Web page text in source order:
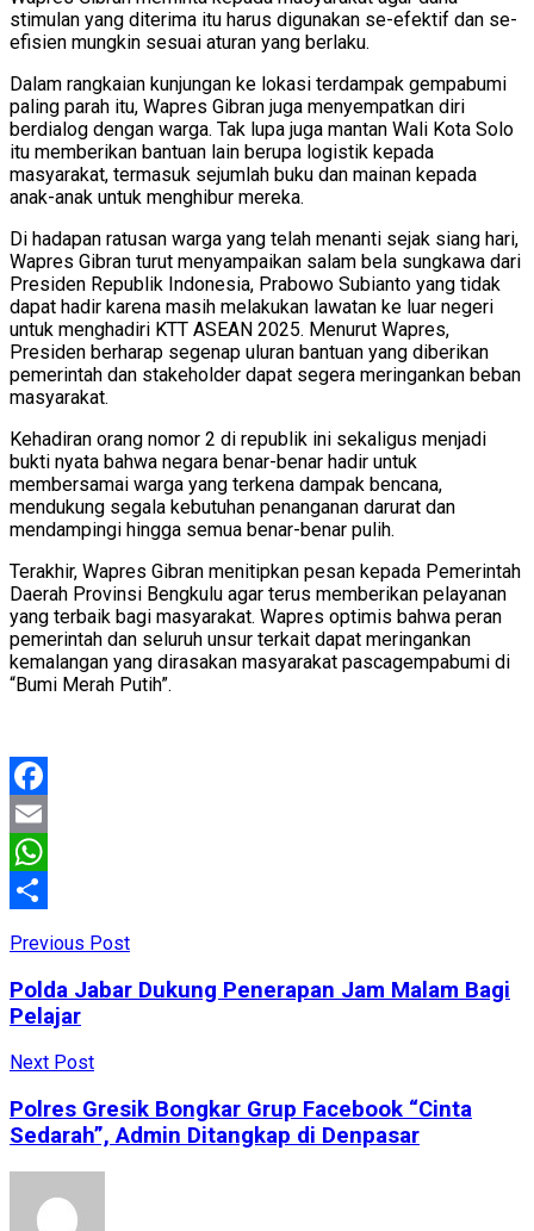
stimulan yang diterima itu harus digunakan se-efektif dan se-
efisien mungkin sesuai aturan yang berlaku.
Dalam rangkaian kunjungan ke lokasi terdampak gempabumi
paling parah itu, Wapres Gibran juga menyempatkan diri
berdialog dengan warga. Tak lupa juga mantan Wali Kota Solo
itu memberikan bantuan lain berupa logistik kepada
masyarakat, termasuk sejumlah buku dan mainan kepada
anak-anak untuk menghibur mereka.
Di hadapan ratusan warga yang telah menanti sejak siang hari,
Wapres Gibran turut menyampaikan salam bela sungkawa dari
Presiden Republik Indonesia, Prabowo Subianto yang tidak
dapat hadir karena masih melakukan lawatan ke luar negeri
untuk menghadiri KTT ASEAN 2025. Menurut Wapres,
Presiden berharap segenap uluran bantuan yang diberikan
pemerintah dan stakeholder dapat segera meringankan beban
masyarakat.
Kehadiran orang nomor 2 di republik ini sekaligus menjadi
bukti nyata bahwa negara benar-benar hadir untuk
membersamai warga yang terkena dampak bencana,
mendukung segala kebutuhan penanganan darurat dan
mendampingi hingga semua benar-benar pulih.
Terakhir, Wapres Gibran menitipkan pesan kepada Pemerintah
Daerah Provinsi Bengkulu agar terus memberikan pelayanan
yang terbaik bagi masyarakat. Wapres optimis bahwa peran
pemerintah dan seluruh unsur terkait dapat meringankan
kemalangan yang dirasakan masyarakat pascagempabumi di
“Bumi Merah Putih”.
Facebook
Email
WhatsApp
Previous Post
Polda Jabar Dukung Penerapan Jam Malam Bagi
Pelajar
Next Post
Polres Gresik Bongkar Grup Facebook “Cinta
Sedarah”, Admin Ditangkap di Denpasar